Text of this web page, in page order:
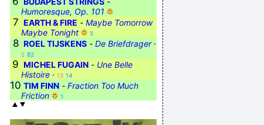
Humoresque, Op. 101
7 EARTH & FIRE - Maybe Tomorrow
Maybe Tonight
5
8 ROEL TIJSKENS - De Briefdrager·
2 82
9 MICHEL FUGAIN - Une Belle
Histoire · 13 14
10 TIM FINN - Fraction Too Much
Friction
1